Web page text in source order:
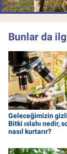
Bunlar da
Geleceğimizin
Bitki ıslahı nedir,
nasıl kurtarır?